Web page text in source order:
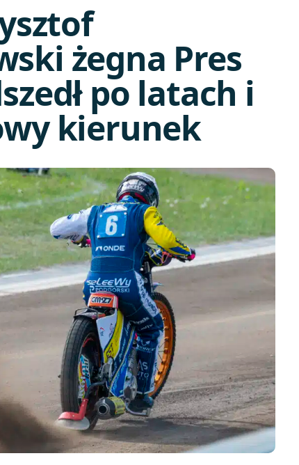
żegna Pres
po latach i
kierunek